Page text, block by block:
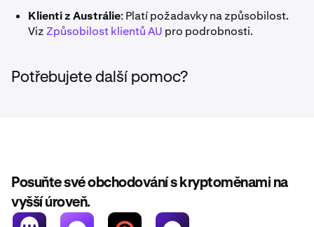
Klienti z Austrálie: Platí požadavky na způsobilost.
VizZpůsobilost klientů AU pro podrobnosti.
Potřebujete další pomoc?
Posuňte své obchodování s kryptoměnami na
vyšší úroveň.